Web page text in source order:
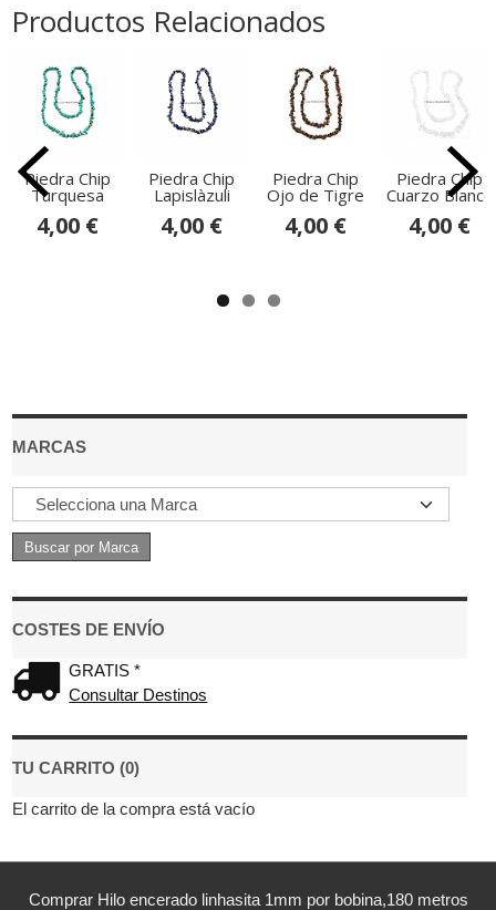
MARCAS
COSTES DE ENVÍO
GRATIS *
Consultar Destinos
TU CARRITO (0)
El carrito de la compra está vacío
Productos Relacionados
Piedra Chip
Turquesa
4,00 €
Piedra Chip
Lapislàzuli
4,00 €
Piedra Chip
Ojo de Tigre
4,00 €
Piedra Chip
Cuarzo Blanco
4,00 €
Comprar Hilo encerado linhasita 1mm por bobina,180 metros